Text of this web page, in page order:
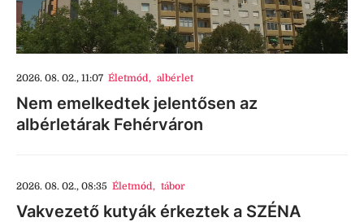
2026. 08. 02., 11:07 Életmód, albérlet
Nem emelkedtek jelentősen az
albérletárak Fehérváron
2026. 08. 02., 08:35 Életmód, tábor
Vakvezető kutyák érkeztek a SZÉNA